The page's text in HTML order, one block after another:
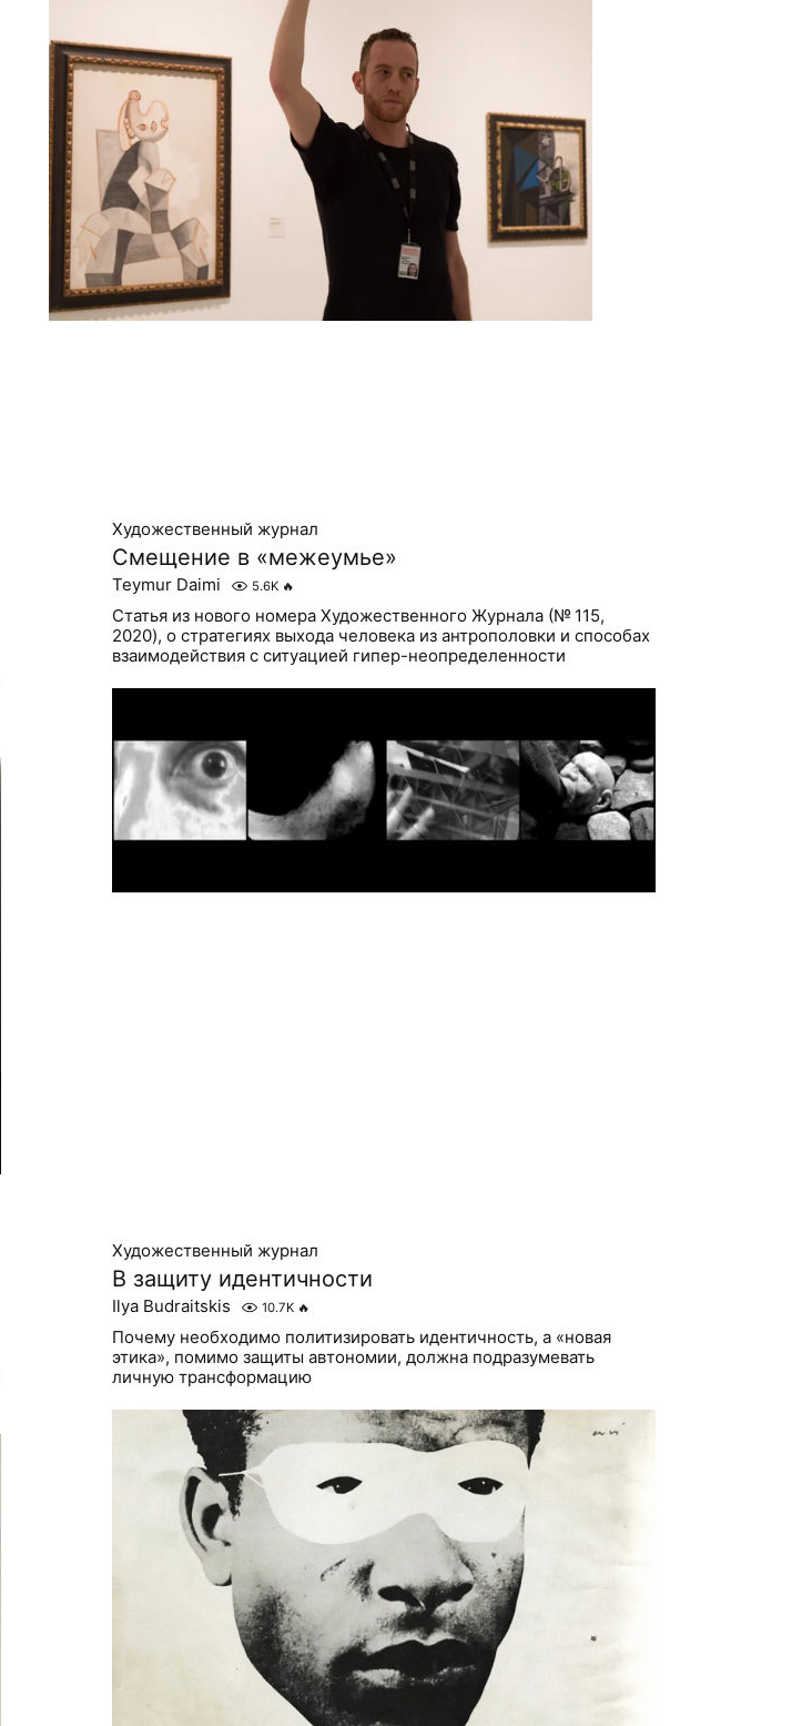
Художественный журнал
Смещение в «межеумье»
Teymur Daimi 5.6K 🔥
Статья из нового номера Художественного Журнала (№ 115,
2020), о стратегиях выхода человека из антрополовки и способах
взаимодействия с ситуацией гипер-неопределенности
Художественный журнал
В защиту идентичности
Ilya Budraitskis 10.7K 🔥
Почему необходимо политизировать идентичность, а «новая
этика», помимо защиты автономии, должна подразумевать
личную трансформацию